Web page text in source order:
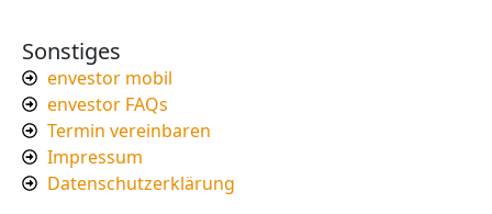
Sonstiges
envestor mobil
envestor FAQs
Termin vereinbaren
Impressum
Datenschutzerklärung